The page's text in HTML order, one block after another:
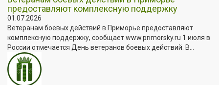
предоставляют комплексную поддержку
01.07.2026
Ветеранам боевых действий в Приморье предоставляют
комплексную поддержку, сообщает www.primorsky.ru 1 июля в
России отмечается День ветеранов боевых действий. В...